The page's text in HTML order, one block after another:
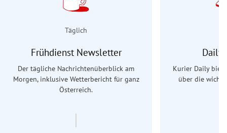
Täglich
Frühdienst Newsletter
Der tägliche Nachrichtenüberblick am
Morgen, inklusive Wetterbericht für ganz
Österreich.
Daily
Kurier Daily
über die